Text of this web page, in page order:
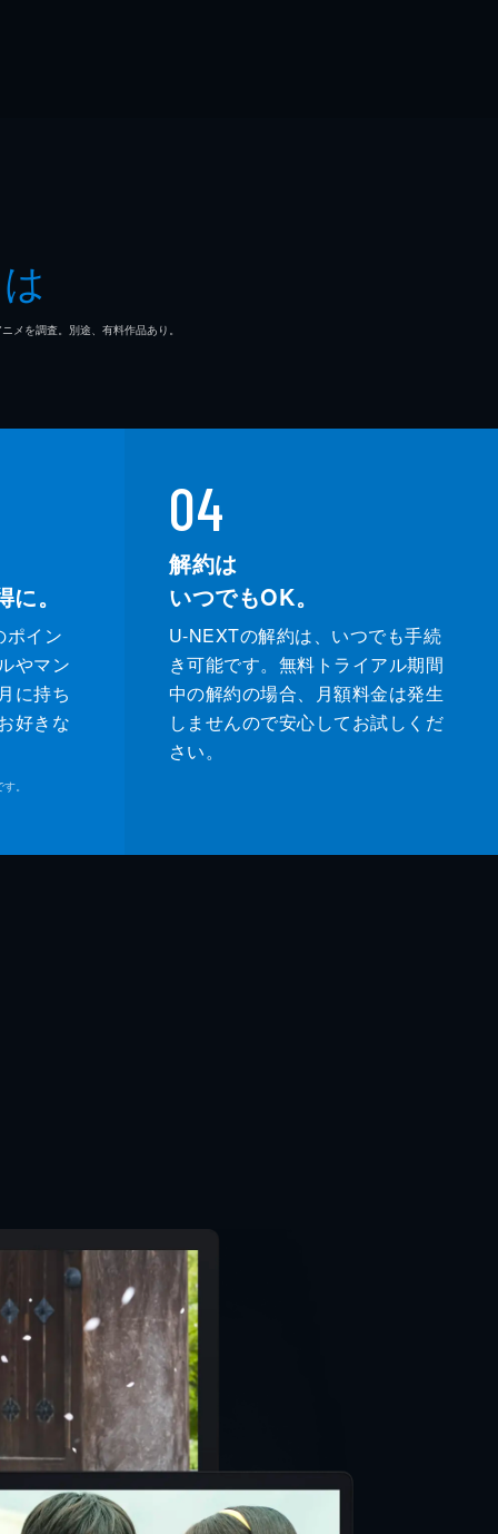
を調査。別途、有料作品あり。
。
ポイン
やマン
に持ち
好きな
。
04
解約は
いつでもOK。
U-NEXTの解約は、いつでも手続
き可能です。無料トライアル期間
中の解約の場合、月額料金は発生
しませんので安心してお試しくだ
さい。